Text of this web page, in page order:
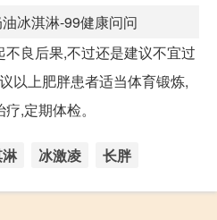
冰淇淋-99健康问问
良后果,不过还是建议不宜过
以上肥胖患者适当体育锻炼,
,定期体检。
冰激凌 长胖